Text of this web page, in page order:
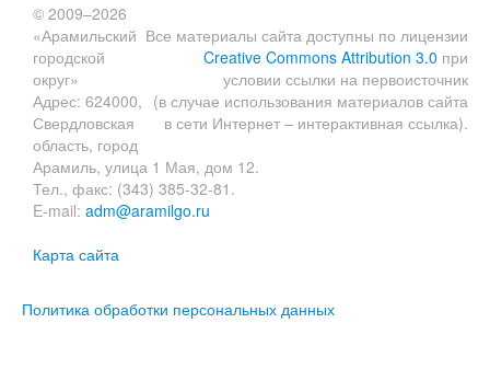
Все материалы сайта доступны по лицензии
Creative Commons Attribution 3.0 при
условии ссылки на первоисточник
(в случае использования материалов сайта
в сети Интернет – интерактивная ссылка).
© 2009–2026
«Арамильский
городской
округ»
Адрес: 624000,
Свердловская
область, город
Арамиль, улица 1 Мая, дом 12.
Тел., факс: (343) 385-32-81.
E-mail: adm@aramilgo.ru
Карта сайта
Политика обработки персональных данных